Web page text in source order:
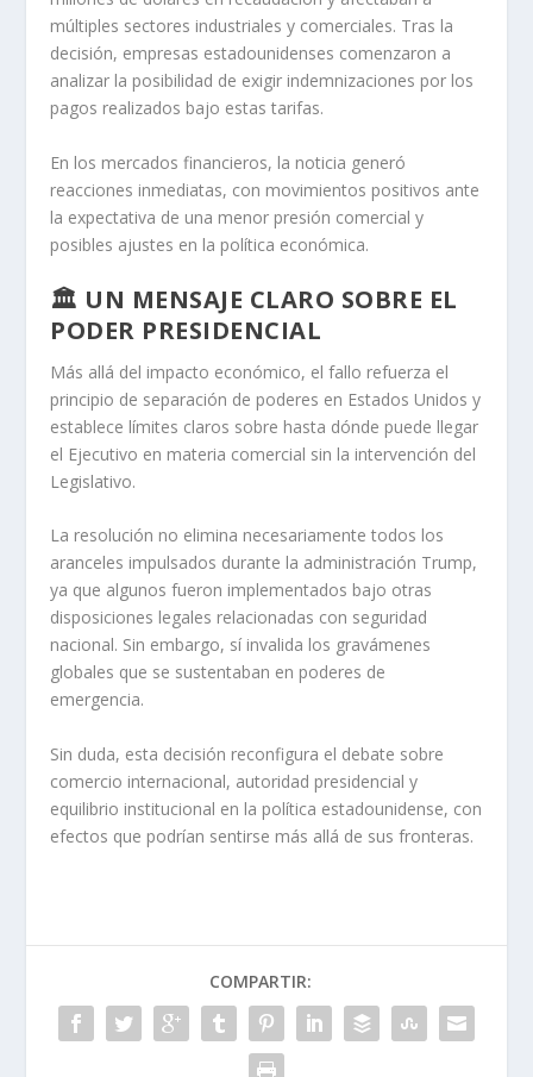
múltiples sectores industriales y comerciales. Tras la
decisión, empresas estadounidenses comenzaron a
analizar la posibilidad de exigir indemnizaciones por los
pagos realizados bajo estas tarifas.
En los mercados financieros, la noticia generó
reacciones inmediatas, con movimientos positivos ante
la expectativa de una menor presión comercial y
posibles ajustes en la política económica.
🏛️ UN MENSAJE CLARO SOBRE EL
PODER PRESIDENCIAL
Más allá del impacto económico, el fallo refuerza el
principio de separación de poderes en Estados Unidos y
establece límites claros sobre hasta dónde puede llegar
el Ejecutivo en materia comercial sin la intervención del
Legislativo.
La resolución no elimina necesariamente todos los
aranceles impulsados durante la administración Trump,
ya que algunos fueron implementados bajo otras
disposiciones legales relacionadas con seguridad
nacional. Sin embargo, sí invalida los gravámenes
globales que se sustentaban en poderes de
emergencia.
Sin duda, esta decisión reconfigura el debate sobre
comercio internacional, autoridad presidencial y
equilibrio institucional en la política estadounidense, con
efectos que podrían sentirse más allá de sus fronteras.
COMPARTIR: